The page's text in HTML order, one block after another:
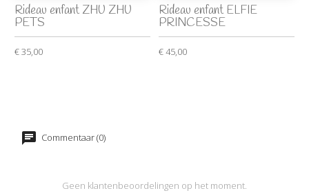
Rideau enfant ZHU ZHU
PETS
€ 35,00
Rideau enfant ELFIE
PRINCESSE
€ 45,00
Commentaar (0)
Geen klantenbeoordelingen op het moment.